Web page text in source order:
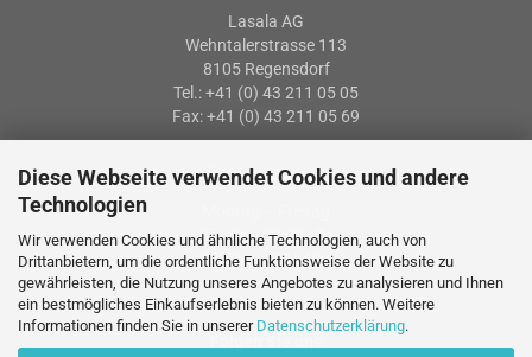
Diese Webseite verwendet Cookies und andere
Technologien
Wir verwenden Cookies und ähnliche Technologien, auch von
Drittanbietern, um die ordentliche Funktionsweise der Website zu
gewährleisten, die Nutzung unseres Angebotes zu analysieren und Ihnen
ein bestmögliches Einkaufserlebnis bieten zu können. Weitere
Informationen finden Sie in unserer Datenschutzerklärung.
Lasala AG
Wehntalerstrasse 113
8105 Regensdorf
Tel.: +41 (0) 43 211 05 05
Fax: +41 (0) 43 211 05 69
Öffnungszeiten
07: 30 – 12:00 Uhr
13:15 – 17:15 Uhr